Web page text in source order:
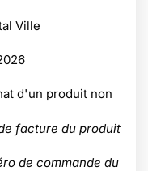
Ville
d'un produit non
facture du produit
de commande du